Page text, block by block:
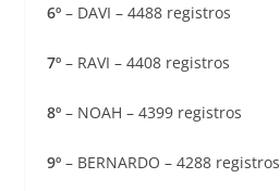
6º– DAVI – 4488 registros
7º– RAVI – 4408 registros
8º– NOAH – 4399 registros
9º– BERNARDO – 4288 registros